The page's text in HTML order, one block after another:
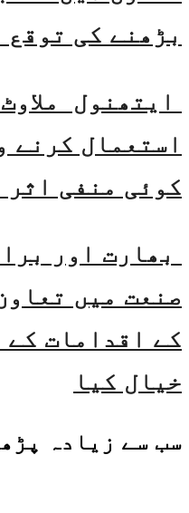
بڑھنے کی
ایتھنول
استعمال کرنے
کوئی منفی
بھارت اور
صنعت میں
کے اقدامات کے
خیال کیا
سب سے زیادہ